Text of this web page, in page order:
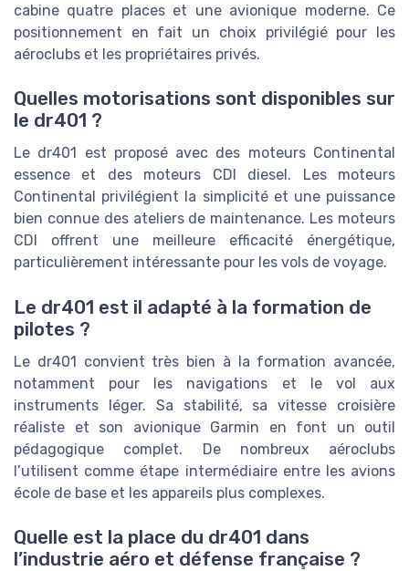
cabine quatre places et une avionique moderne. Ce
positionnement en fait un choix privilégié pour les
aéroclubs et les propriétaires privés.
Quelles motorisations sont disponibles sur
le dr401 ?
Le dr401 est proposé avec des moteurs Continental
essence et des moteurs CDI diesel. Les moteurs
Continental privilégient la simplicité et une puissance
bien connue des ateliers de maintenance. Les moteurs
CDI offrent une meilleure efficacité énergétique,
particulièrement intéressante pour les vols de voyage.
Le dr401 est il adapté à la formation de
pilotes ?
Le dr401 convient très bien à la formation avancée,
notamment pour les navigations et le vol aux
instruments léger. Sa stabilité, sa vitesse croisière
réaliste et son avionique Garmin en font un outil
pédagogique complet. De nombreux aéroclubs
l’utilisent comme étape intermédiaire entre les avions
école de base et les appareils plus complexes.
Quelle est la place du dr401 dans
l’industrie aéro et défense française ?